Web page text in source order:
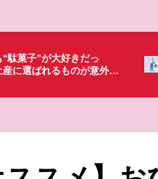
のまで買っていくの？】日
で韓国人が買うものがち